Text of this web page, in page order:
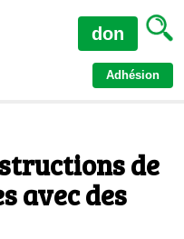
Adhésion
don
de
avec des